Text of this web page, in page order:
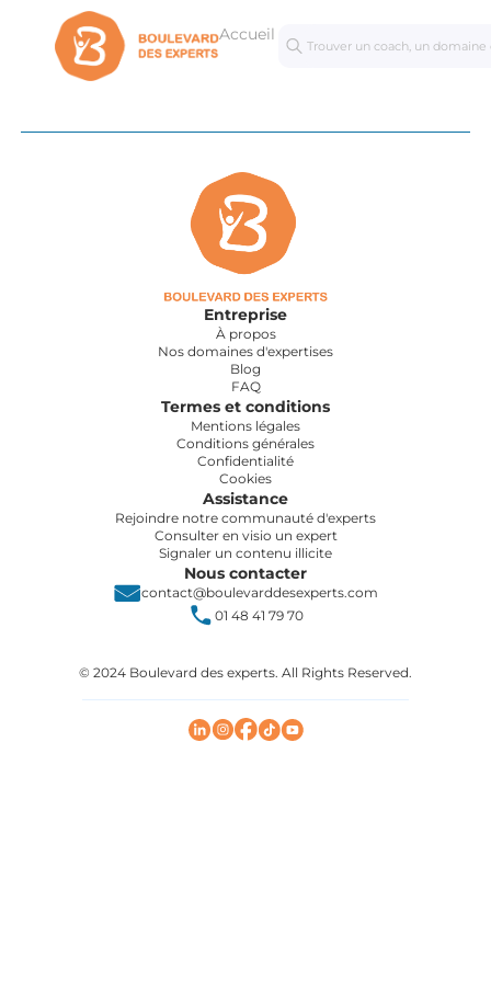
Accueil
Séances
personnalisées
Entreprise
À propos
Nos domaines d'expertises
Blog
FAQ
Termes et conditions
Mentions légales
Conditions générales
Confidentialité
Cookies
Assistance
Rejoindre notre communauté d'experts
Consulter en visio un expert
Signaler un contenu illicite
Nous contacter
contact@boulevarddesexperts.com
01 48 41 79 70
© 2024 Boulevard des experts. All Rights Reserved.